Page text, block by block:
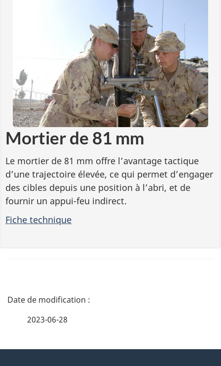
Mortier de 81 mm
Le mortier de 81 mm offre l’avantage tactique
d’une trajectoire élevée, ce qui permet d’engager
des cibles depuis une position à l’abri, et de
fournir un appui-feu indirect.
Fiche technique
D
2023-06-28